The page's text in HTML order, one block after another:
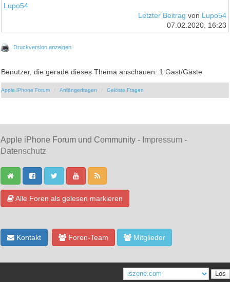
Lupo54
Letzter Beitrag von Lupo54
07.02.2020, 16:23
Druckversion anzeigen
Benutzer, die gerade dieses Thema anschauen: 1 Gast/Gäste
Apple iPhone Forum Anfängerfragen Gelöste Fragen
Apple iPhone Forum und Community - Impressum -
Datenschutz
Alle Foren als gelesen markieren
Kontakt Foren-Team Mitglieder